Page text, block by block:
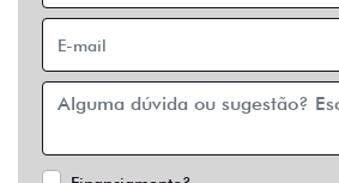
Financiamento?